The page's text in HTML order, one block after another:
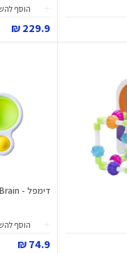
הוסף
229.9 ₪
דימפל - Fat Brain Fat Brain
הוסף
74.9 ₪